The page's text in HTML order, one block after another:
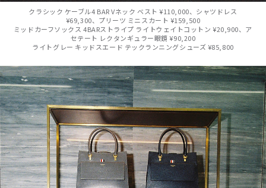
クラシック ケーブル4 BAR Vネック ベスト ¥110,000、シャツドレス
¥69,300、プリーツ ミニスカート ¥159,500
ミッドカーフソックス 4BARストライプ ライトウェイトコットン ¥20,900、ア
セテート レクタンギュラー眼鏡 ¥90,200
ライトグレー キッドスエード テックランニングシューズ ¥85,800